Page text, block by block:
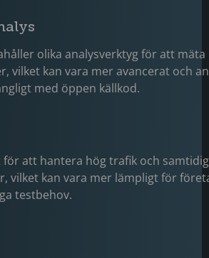
olika analysverktyg för att
vilket kan vara mer avancerat och
med öppen källkod.
för att hantera hög trafik och
vilket kan vara mer lämpligt för
testbehov.